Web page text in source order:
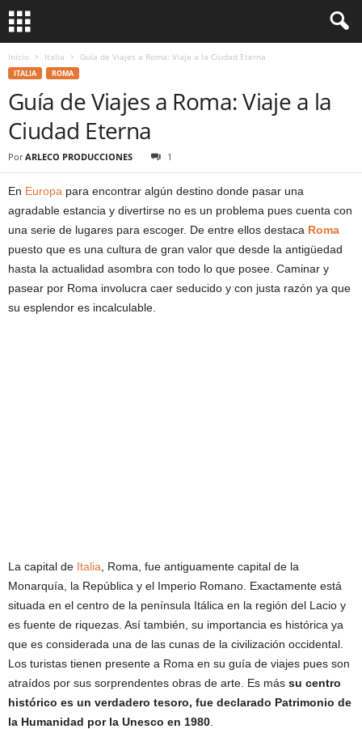
Inicio Italia Guía de Viajes a Roma: Viaje a la Ciudad Eterna
ITALIA ROMA
Guía de Viajes a Roma: Viaje a la
Ciudad Eterna
Por ARLECO PRODUCCIONES 1
En Europa para encontrar algún destino donde pasar una
agradable estancia y divertirse no es un problema pues cuenta con
una serie de lugares para escoger. De entre ellos destaca Roma
puesto que es una cultura de gran valor que desde la antigüedad
hasta la actualidad asombra con todo lo que posee. Caminar y
pasear por Roma involucra caer seducido y con justa razón ya que
su esplendor es incalculable.
La capital de Italia , Roma, fue antiguamente capital de la
Monarquía, la República y el Imperio Romano. Exactamente está
situada en el centro de la península Itálica en la región del Lacio y
es fuente de riquezas. Así también, su importancia es histórica ya
que es considerada una de las cunas de la civilización occidental.
Los turistas tienen presente a Roma en su guía de viajes pues son
atraídos por sus sorprendentes obras de arte. Es más su centro
histórico es un verdadero tesoro, fue declarado Patrimonio de
la Humanidad por la Unesco en 1980